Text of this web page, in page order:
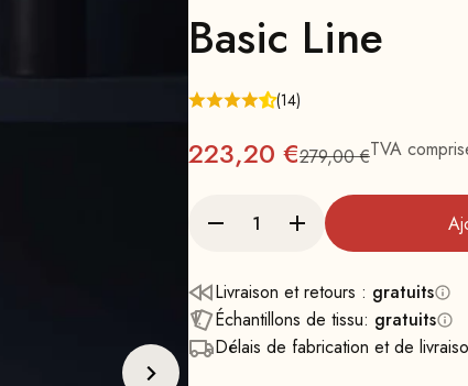
Basic Line
(14)
Prix
223,20 €Prix normal : 279
279,00 €TVA
Livraison et retours : gratuits
Échantillons de tissu: gratuits
Délais de fabrication et de